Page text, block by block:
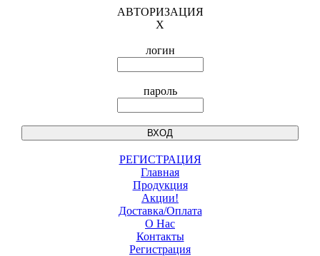
АВТОРИЗАЦИЯ
X
логин
пароль
РЕГИСТРАЦИЯ
Главная
Продукция
Акции!
Доставка/Оплата
О Нас
Контакты
Регистрация